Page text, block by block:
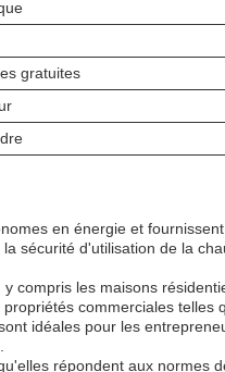
gratuites
en énergie et
sécurité d'utilisation de la
compris les maisons
commerciales telles
idéales pour les
répondent aux normes